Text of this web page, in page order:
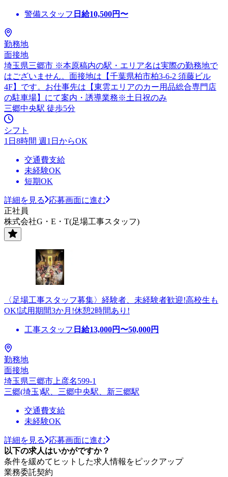
警備スタッフ 日給10,500円〜
勤務地
面接地
埼玉県三郷市 ※本原稿内の駅・エリア名は実際の勤務地で
はございません。面接地は【千葉県柏市柏3-6-2 須藤ビル
4F】です。お仕事先は【東雲エリアのカー用品総合専門店
の駐車場】にて案内・誘導業務※土日祝のみ
三郷中央駅 徒歩5分
シフト
1日8時間 週1日からOK
交通費支給
未経験OK
短期OK
詳細を見る
応募画面に進む
正社員
株式会社G・E・T(足場工事スタッフ)
〈足場工事スタッフ募集〉経験者、未経験者歓迎!高校生も
OK!試用期間3か月!休憩2時間あり!
工事スタッフ 日給13,000円〜50,000円
勤務地
面接地
埼玉県三郷市上彦名599-1
三郷(埼玉)駅、三郷中央駅、新三郷駅
交通費支給
未経験OK
詳細を見る
応募画面に進む
以下の求人はいかがですか？
条件を緩めてヒットした求人情報をピックアップ
業務委託契約